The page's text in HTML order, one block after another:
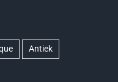
Antiek